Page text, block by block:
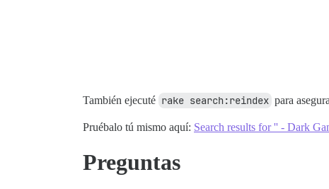
También ejecuté rake search:reindex para
Pruébalo tú mismo aquí: Search results for '' - Dark
Preguntas